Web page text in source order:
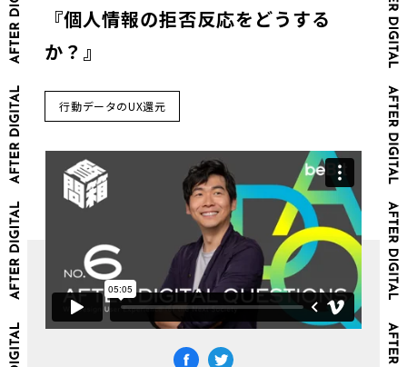
『個人情報の拒否反応をどうする
か？』
行動データのUX還元